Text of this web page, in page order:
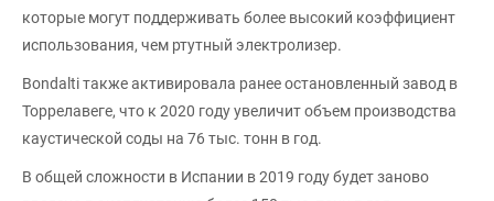
которые могут поддерживать более высокий коэффициент
использования, чем ртутный электролизер.
Bondalti также активировала ранее остановленный завод в
Торрелавеге, что к 2020 году увеличит объем производства
каустической соды на 76 тыс. тонн в год.
В общей сложности в Испании в 2019 году будет заново